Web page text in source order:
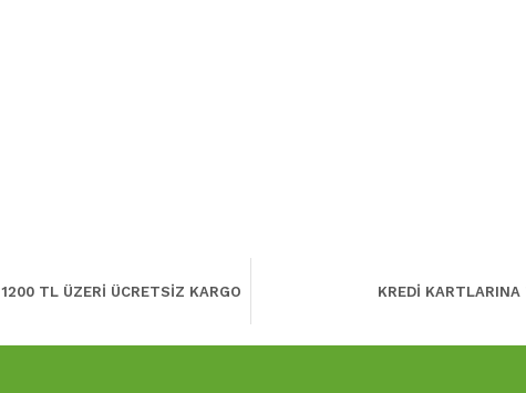
1200 TL ÜZERİ ÜCRETSİZ KARGO KREDİ